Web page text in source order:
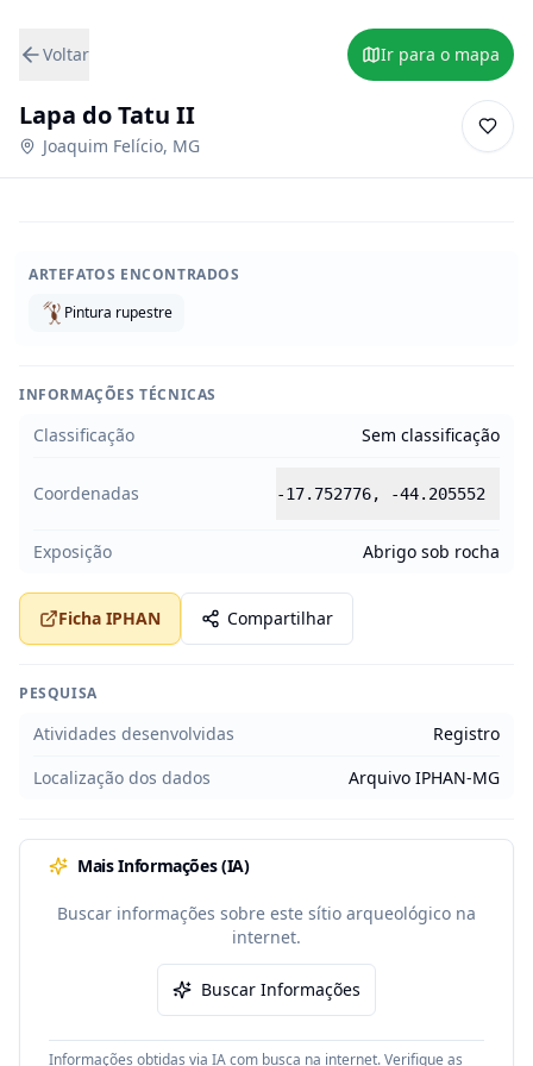
Voltar Ir para o mapa
Lapa do Tatu II
Joaquim Felício, MG
ARTEFATOS ENCONTRADOS
Pintura rupestre
INFORMAÇÕES TÉCNICAS
Classificação Sem classificação
Coordenadas -17.752776, -44.205552
Exposição Abrigo sob rocha
Ficha IPHAN Compartilhar
PESQUISA
Atividades desenvolvidas
Registro
Localização dos dados
Arquivo IPHAN-MG
Mais Informações (IA)
Buscar informações sobre este sítio arqueológico na
internet.
Buscar Informações
Informações obtidas via IA com busca na internet. Verifique as